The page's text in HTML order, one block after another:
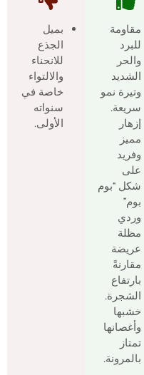
مقاومة
للبرد
والحر
الشديد
وتيرة نمو
سريعة.
إزهار
مميز
وفريد
على
شكل “بوم
بوم”
وردي
مظلة
عريضة
مقارنةً
بارتفاع
الشجرة.
خشبها
وأغصانها
تمتاز
بالمرونة.
بميل
الجذع
للانحناء
والالتواء
خاصة في
سنواته
الأولى.